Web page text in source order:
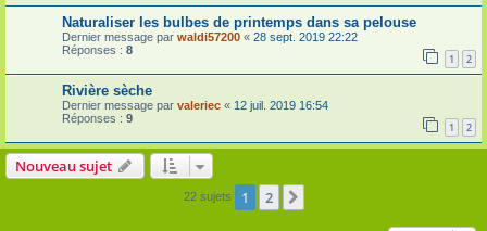
Naturaliser les bulbes de printemps dans sa pelouse
Dernier message par waldi57200 « 28 sept. 2019 22:22
Réponses : 8
1 2
Rivière sèche
Dernier message par valeriec « 12 juil. 2019 16:54
Réponses : 9
1 2
Nouveau sujet
22 sujets 1 2